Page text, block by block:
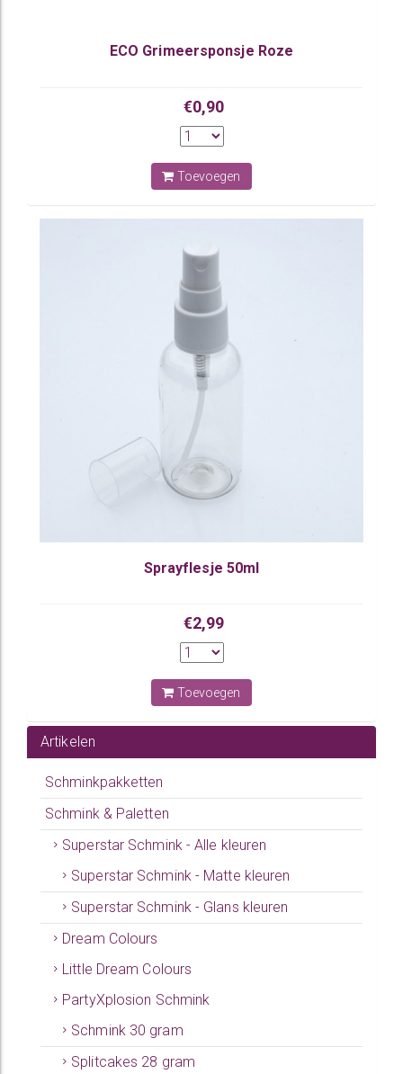
ECO Grimeersponsje Roze
€0,90
Toevoegen
Sprayflesje 50ml
€2,99
Toevoegen
Artikelen
Schminkpakketten
Schmink & Paletten
Superstar Schmink - Alle kleuren
Superstar Schmink - Matte kleuren
Superstar Schmink - Glans kleuren
Dream Colours
Little Dream Colours
PartyXplosion Schmink
Schmink 30 gram
Splitcakes 28 gram